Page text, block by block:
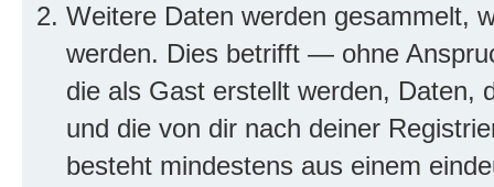
Weitere Daten werden gesammelt,
werden. Dies betrifft — ohne
die als Gast erstellt werden, Daten,
und die von dir nach deiner
besteht mindestens aus einem